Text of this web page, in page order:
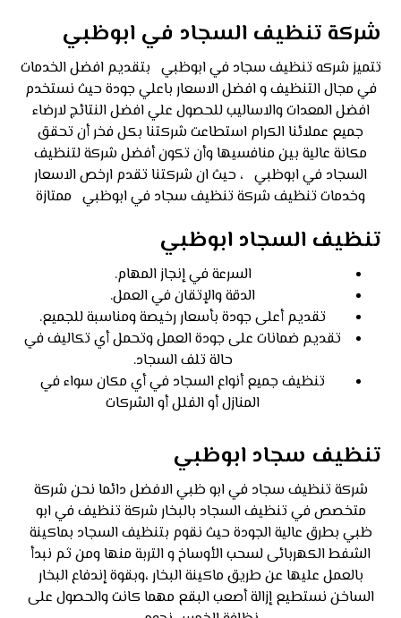
شركة تنظيف السجاد في ابوظبي
تتميز شركه تنظيف سجاد في ابوظبي بتقديم افضل الخدمات
في مجال التنظيف و افضل الاسعار باعلي جودة حيث نستخدم
افضل المعدات والاساليب للحصول علي افضل النتائج لارضاء
جميع عملائنا الكرام استطاعت شركتنا بكل فخر أن تحقق
مكانة عالية بين منافسيها وأن تكون أفضل شركة لتنظيف
السجاد في ابوظبي ، حيث ان شركتنا تقدم ارخص الاسعار
وخدمات تنظيف شركة تنظيف سجاد في ابوظبي ممتازة
تنظيف السجاد ابوظبي
السرعة في إنجاز المهام.
الدقة والإتقان في العمل.
تقديم أعلى جودة بأسعار رخيصة ومناسبة للجميع.
تقديم ضمانات على جودة العمل وتحمل أي تكاليف في
حالة تلف السجاد.
تنظيف جميع أنواع السجاد في أي مكان سواء في
المنازل أو الفلل أو الشركات
تنظيف سجاد ابوظبي
شركة تنظيف سجاد في ابو ظبي الافضل دائما نحن شركة
متخصص في تنظيف السجاد بالبخار شركة تنظيف في ابو
ظبي بطرق عالية الجودة حيث نقوم بتنظيف السجاد بماكينة
الشفط الكهربائى لسحب الأوساخ و التربة منها ومن ثم نبدأ
بالعمل عليها عن طريق ماكينة البخار ،وبقوة إندفاع البخار
الساخن نستطيع إزالة أصعب البقع مهما كانت والحصول على